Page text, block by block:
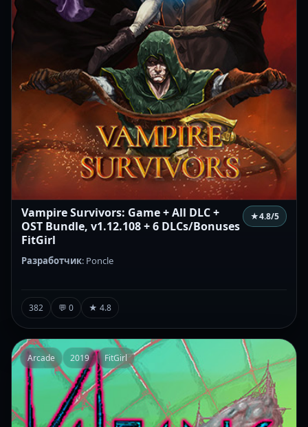
Vampire Survivors: Game + All DLC +
OST Bundle, v1.12.108 + 6 DLCs/Bonuses
FitGirl
★4.8/5
Разработчик: Poncle
382 💬 0 ★ 4.8
Arcade 2019 FitGirl